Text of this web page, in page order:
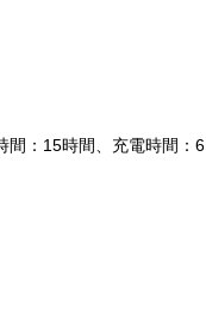
間：15時間、充電時間：6